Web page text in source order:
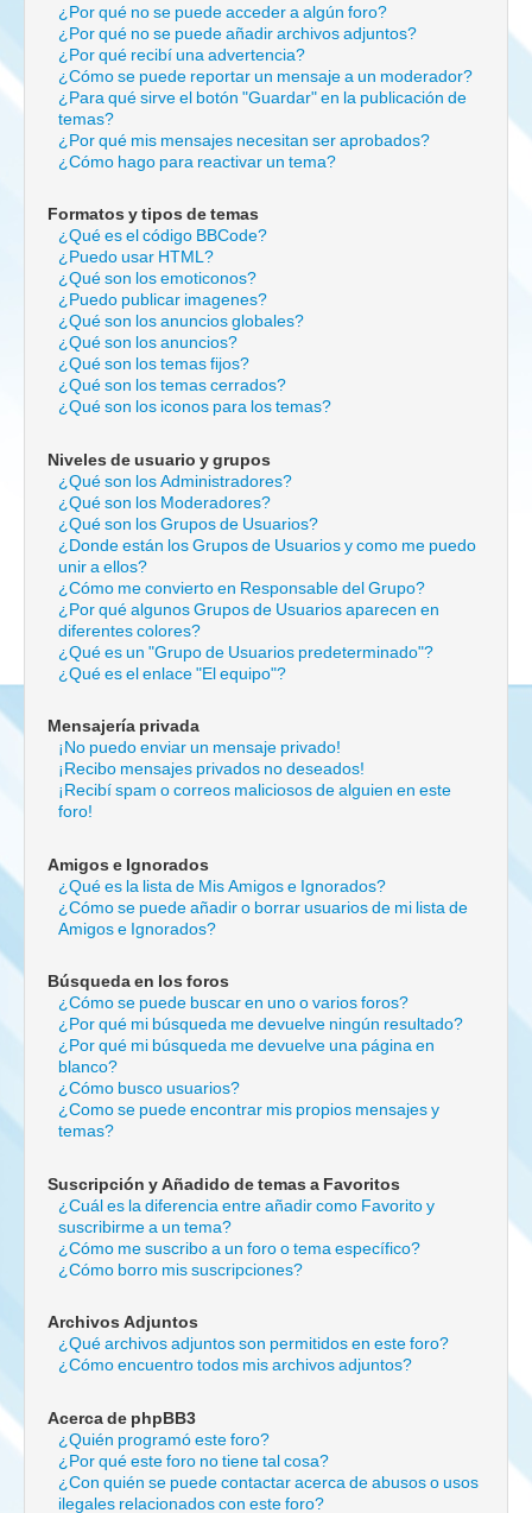
¿Por qué no se puede acceder a algún foro?
¿Por qué no se puede añadir archivos adjuntos?
¿Por qué recibí una advertencia?
¿Cómo se puede reportar un mensaje a un moderador?
¿Para qué sirve el botón "Guardar" en la publicación de
temas?
¿Por qué mis mensajes necesitan ser aprobados?
¿Cómo hago para reactivar un tema?
Formatos y tipos de temas
¿Qué es el código BBCode?
¿Puedo usar HTML?
¿Qué son los emoticonos?
¿Puedo publicar imagenes?
¿Qué son los anuncios globales?
¿Qué son los anuncios?
¿Qué son los temas fijos?
¿Qué son los temas cerrados?
¿Qué son los iconos para los temas?
Niveles de usuario y grupos
¿Qué son los Administradores?
¿Qué son los Moderadores?
¿Qué son los Grupos de Usuarios?
¿Donde están los Grupos de Usuarios y como me puedo
unir a ellos?
¿Cómo me convierto en Responsable del Grupo?
¿Por qué algunos Grupos de Usuarios aparecen en
diferentes colores?
¿Qué es un "Grupo de Usuarios predeterminado"?
¿Qué es el enlace "El equipo"?
Mensajería privada
¡No puedo enviar un mensaje privado!
¡Recibo mensajes privados no deseados!
¡Recibí spam o correos maliciosos de alguien en este
foro!
Amigos e Ignorados
¿Qué es la lista de Mis Amigos e Ignorados?
¿Cómo se puede añadir o borrar usuarios de mi lista de
Amigos e Ignorados?
Búsqueda en los foros
¿Cómo se puede buscar en uno o varios foros?
¿Por qué mi búsqueda me devuelve ningún resultado?
¿Por qué mi búsqueda me devuelve una página en
blanco?
¿Cómo busco usuarios?
¿Como se puede encontrar mis propios mensajes y
temas?
Suscripción y Añadido de temas a Favoritos
¿Cuál es la diferencia entre añadir como Favorito y
suscribirme a un tema?
¿Cómo me suscribo a un foro o tema específico?
¿Cómo borro mis suscripciones?
Archivos Adjuntos
¿Qué archivos adjuntos son permitidos en este foro?
¿Cómo encuentro todos mis archivos adjuntos?
Acerca de phpBB3
¿Quién programó este foro?
¿Por qué este foro no tiene tal cosa?
¿Con quién se puede contactar acerca de abusos o usos
ilegales relacionados con este foro?